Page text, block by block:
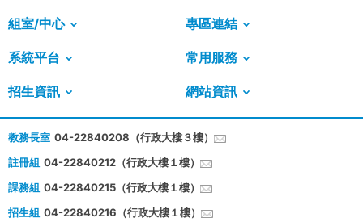
組室/中心 專區連結
系統平台 常用服務
招生資訊 網站資訊
教務長室 04-22840208（行政大樓３樓）
註冊組 04-22840212（行政大樓１樓）
課務組 04-22840215（行政大樓１樓）
招生組 04-22840216（行政大樓１樓）